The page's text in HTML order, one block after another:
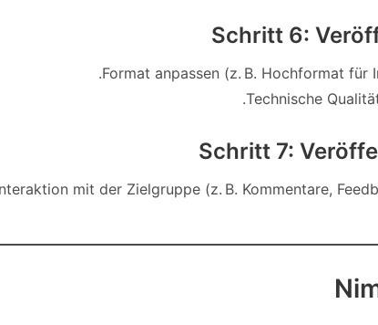
Schritt 6:
Format anpassen (z. B. Hochformat für
Technische
Schritt 7:
mit der Zielgruppe (z. B. Kommentare,